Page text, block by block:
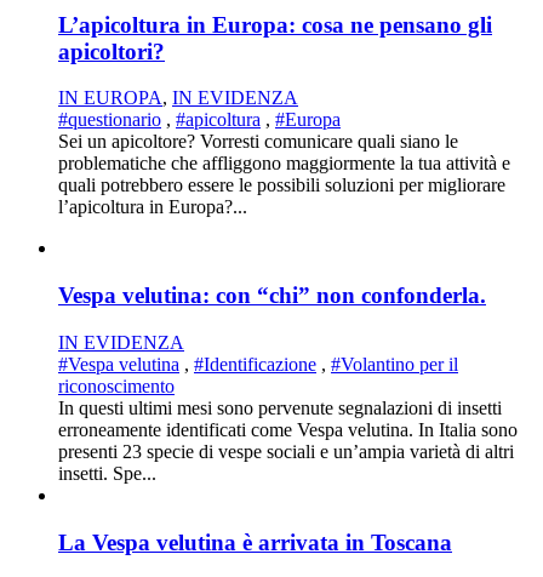
L’apicoltura in Europa: cosa ne pensano gli
apicoltori?
IN EUROPA, IN EVIDENZA
#questionario , #apicoltura , #Europa
Sei un apicoltore? Vorresti comunicare quali siano le
problematiche che affliggono maggiormente la tua attività e
quali potrebbero essere le possibili soluzioni per migliorare
l’apicoltura in Europa?...
Vespa velutina: con “chi” non confonderla.
IN EVIDENZA
#Vespa velutina , #Identificazione , #Volantino per il
riconoscimento
In questi ultimi mesi sono pervenute segnalazioni di insetti
erroneamente identificati come Vespa velutina. In Italia sono
presenti 23 specie di vespe sociali e un’ampia varietà di altri
insetti. Spe...
La Vespa velutina è arrivata in Toscana